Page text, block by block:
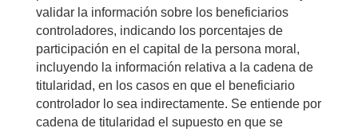
validar la información sobre los beneficiarios
controladores, indicando los porcentajes de
participación en el capital de la persona moral,
incluyendo la información relativa a la cadena de
titularidad, en los casos en que el beneficiario
controlador lo sea indirectamente. Se entiende por
cadena de titularidad el supuesto en que se